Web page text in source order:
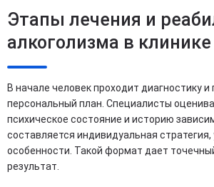
Этапы лечения и
алкоголизма в
В начале человек проходит диагностику и
персональный план. Специалисты
психическое состояние и историю
составляется индивидуальная
особенности. Такой формат дает
результат.